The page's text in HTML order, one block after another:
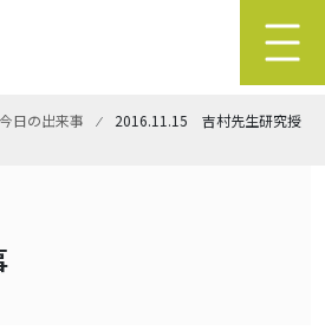
今日の出来事 ⁄ 2016.11.15 吉村先生研究授